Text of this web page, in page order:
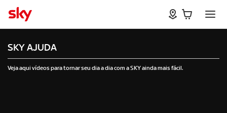
SKY AJUDA
Veja aqui vídeos para tornar seu dia a dia com a SKY ainda mais fácil.